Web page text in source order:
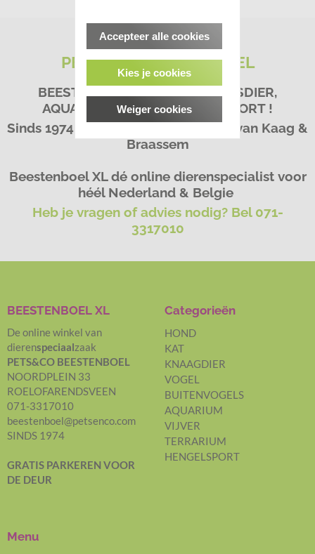
PETS&CO BEESTENBOEL
BEESTACHTIG GOED VOOR HUISDIER,
AQUARIA, VIJVER & HENGELSPORT !
Sinds 1974 - Dé Dierenspeciaalzaak van Kaag &
Braassem
Beestenboel XL dé online dierenspecialist voor
héél Nederland & Belgie
Heb je vragen of advies nodig? Bel 071-
3317010
Categorieën
HOND
KAT
KNAAGDIER
VOGEL
BUITENVOGELS
AQUARIUM
VIJVER
TERRARIUM
HENGELSPORT
Menu
BEESTENBOEL XL
De online winkel van
dierenspeciaalzaak
PETS&CO BEESTENBOEL
NOORDPLEIN 33
ROELOFARENDSVEEN
071-3317010
beestenboel@petsenco.com
SINDS 1974
GRATIS PARKEREN VOOR
DE DEUR
Accepteer alle cookies
Kies je cookies
Weiger cookies